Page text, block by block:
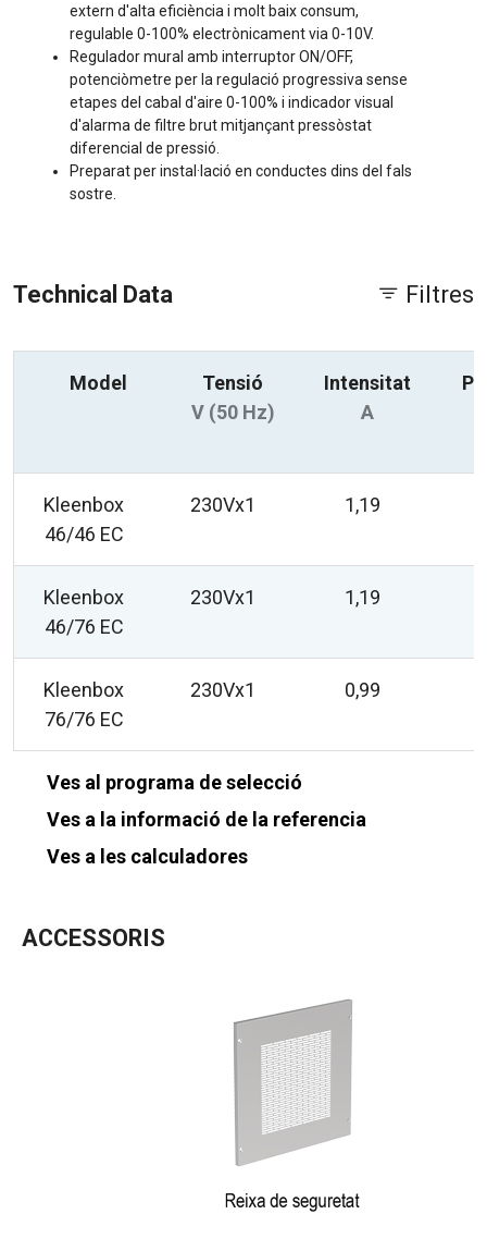
extern d'alta eficiència i molt baix consum,
regulable 0-100% electrònicament via 0-10V.
Regulador mural amb interruptor ON/OFF,
potenciòmetre per la regulació progressiva sense
etapes del cabal d'aire 0-100% i indicador visual
d'alarma de filtre brut mitjançant pressòstat
diferencial de pressió.
Preparat per instal·lació en conductes dins del fals
sostre.
Technical Data Filtres
Model
Tensió
V (50 Hz)
Intensitat
A
Kleenbox
46/46 EC
230Vx1 1,19
Kleenbox
46/76 EC
230Vx1 1,19
Kleenbox
76/76 EC
230Vx1 0,99
Ves al programa de selecció
Ves a la informació de la referencia
Ves a les calculadores
ACCESSORIS